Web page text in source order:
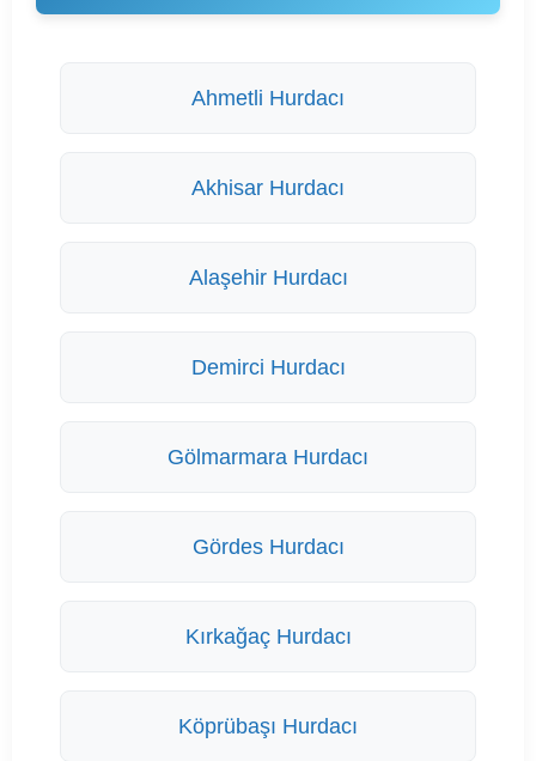
Ahmetli Hurdacı
Akhisar Hurdacı
Alaşehir Hurdacı
Demirci Hurdacı
Gölmarmara Hurdacı
Gördes Hurdacı
Kırkağaç Hurdacı
Köprübaşı Hurdacı